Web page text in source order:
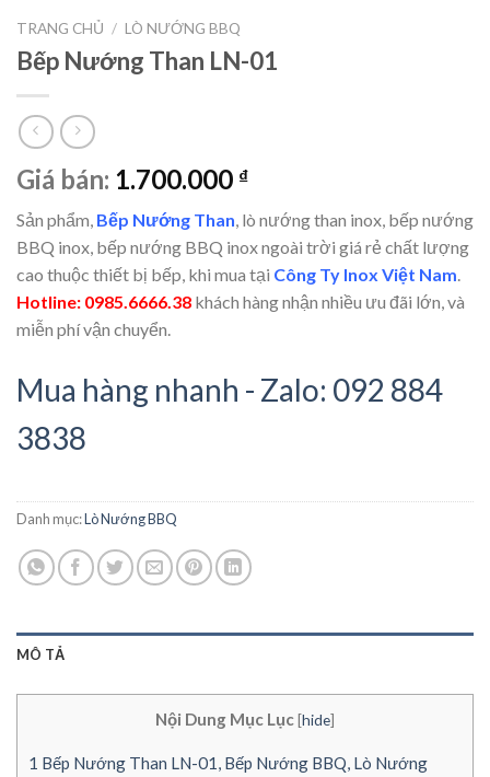
TRANG CHỦ / LÒ NƯỚNG BBQ
Bếp Nướng Than LN-01
Giá bán: 1.700.000 ₫
Sản phẩm, Bếp Nướng Than, lò nướng than inox, bếp nướng
BBQ inox, bếp nướng BBQ inox ngoài trời giá rẻ chất lượng
cao thuộc thiết bị bếp, khi mua tại Công Ty Inox Việt Nam.
Hotline: 0985.6666.38 khách hàng nhận nhiều ưu đãi lớn, và
miễn phí vận chuyển.
Mua hàng nhanh - Zalo: 092 884
3838
Danh mục:Lò Nướng BBQ
MÔ TẢ
Nội Dung Mục Lục[hide]
1 Bếp Nướng Than LN-01, Bếp Nướng BBQ, Lò Nướng